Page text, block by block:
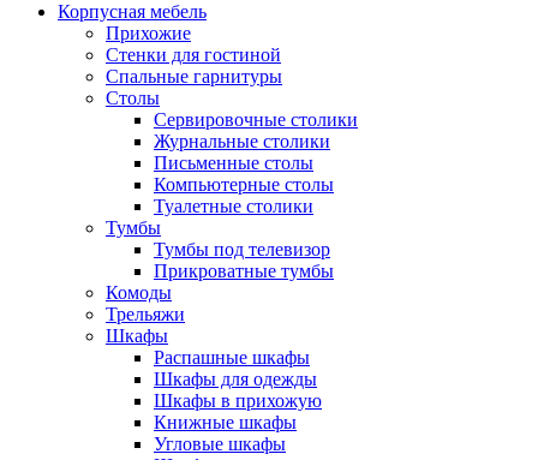
Корпусная мебель
Прихожие
Стенки для гостиной
Спальные гарнитуры
Столы
Сервировочные столики
Журнальные столики
Письменные столы
Компьютерные столы
Туалетные столики
Тумбы
Тумбы под телевизор
Прикроватные тумбы
Комоды
Трельяжи
Шкафы
Распашные шкафы
Шкафы для одежды
Шкафы в прихожую
Книжные шкафы
Угловые шкафы